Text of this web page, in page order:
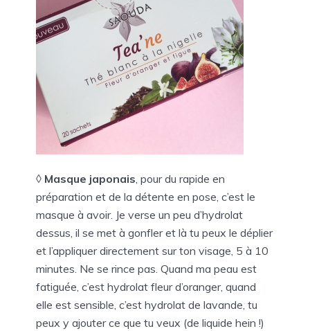
◊ Masque japonais , pour du rapide en
préparation et de la détente en pose, c’est le
masque à avoir. Je verse un peu d’hydrolat
dessus, il se met à gonfler et là tu peux le déplier
et l’appliquer directement sur ton visage, 5 à 10
minutes. Ne se rince pas. Quand ma peau est
fatiguée, c’est hydrolat fleur d’oranger, quand
elle est sensible, c’est hydrolat de lavande, tu
peux y ajouter ce que tu veux (de liquide hein !)